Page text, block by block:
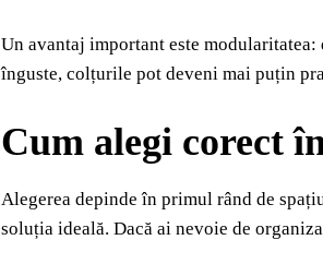
Un avantaj important este
înguste, colțurile pot deveni mai puțin
Cum alegi corect
Alegerea depinde în primul rând de
soluția ideală. Dacă ai nevoie de